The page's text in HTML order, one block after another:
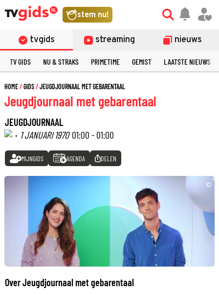
stem nu!
tvgids streaming nieuws
TV GIDS NU & STRAKS PRIMETIME GEMIST LAATSTE NIEUWS
HOME GIDS JEUGDJOURNAAL MET GEBARENTAAL
Jeugdjournaal met gebarentaal
JEUGDJOURNAAL
· 1 JANUARI 1970 01:00 - 01:00
MIJNGIDS AGENDA DELEN
©
Over Jeugdjournaal met gebarentaal